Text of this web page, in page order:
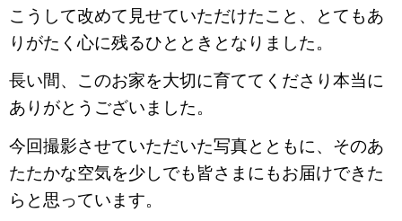
こうして改めて見せていただけたこと、とてもあ
りがたく心に残るひとときとなりました。
長い間、このお家を大切に育ててくださり本当に
ありがとうございました。
今回撮影させていただいた写真とともに、 そのあ
たたかな空気を少しでも皆さまにもお届けできた
らと思っています。